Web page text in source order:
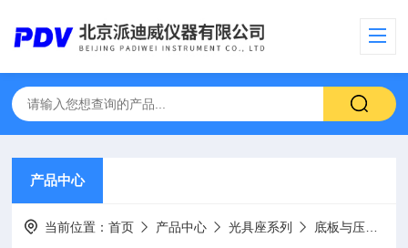
产品中心
当前位置：首页 产品中心 光具座系列 底板与压板